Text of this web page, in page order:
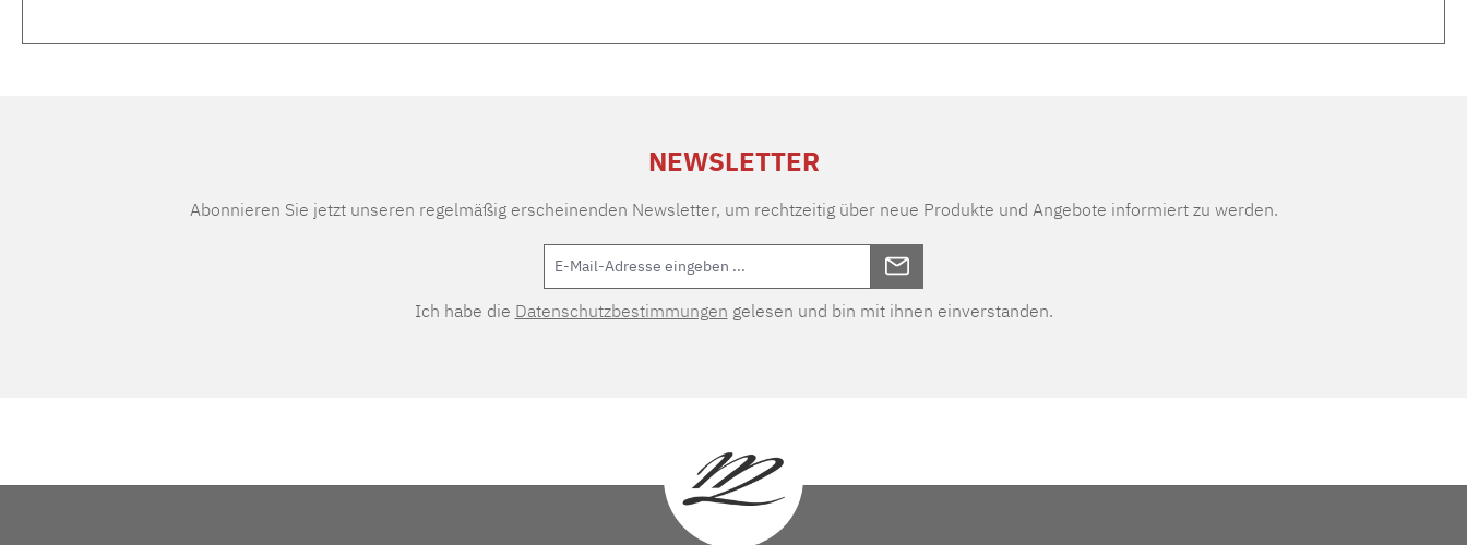
NEWSLETTER
Abonnieren Sie jetzt unseren regelmäßig erscheinenden Newsletter, um rechtzeitig über neue Produkte und Angebote informiert zu werden.
Ich habe die Datenschutzbestimmungen gelesen und bin mit ihnen einverstanden.